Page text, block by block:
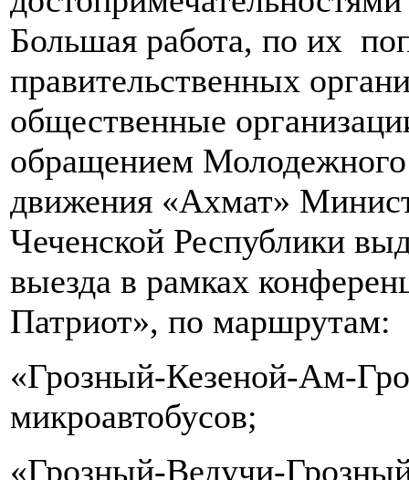
Большая работа, по их
правительственных
общественные
обращением Молодежного
движения «Ахмат»
Чеченской Республики
выезда в рамках
Патриот», по маршрутам:
«Грозный-Кезеной-Ам-
микроавтобусов;
«Грозный-Ведучи-